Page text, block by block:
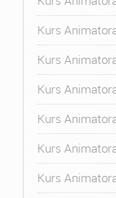
Kurs
Kurs
Kurs
Kurs
Kurs
Kurs